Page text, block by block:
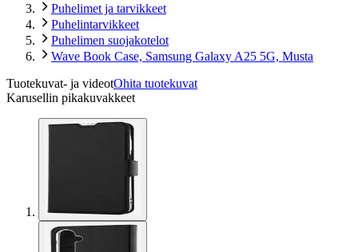
Puhelimet ja tarvikkeet
Puhelintarvikkeet
Puhelimen suojakotelot
Wave Book Case, Samsung Galaxy A25 5G, Musta
Tuotekuvat- ja videotOhita tuotekuvat
Karusellin pikakuvakkeet